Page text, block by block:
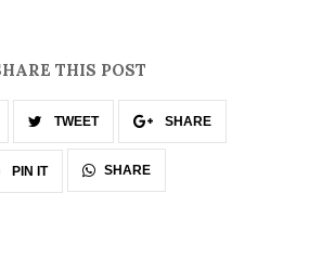
THIS POST
TWEET SHARE
PIN IT SHARE